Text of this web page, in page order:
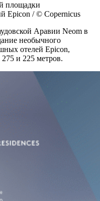
площадки
Epicon / © Copernicus
Аравии Neom в
необычного
отелей Epicon,
и 225 метров.